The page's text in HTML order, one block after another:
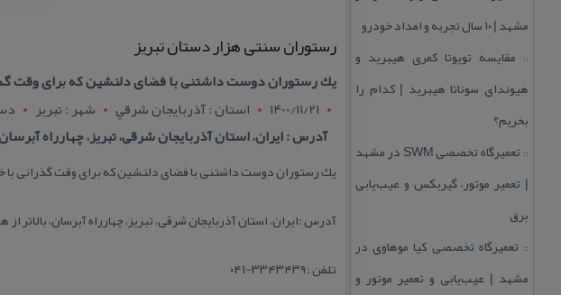
مشهد | ۱۰ سال تجربه و امداد خودرو
:: مقایسه تویوتا كمری هیبرید و
هیوندای سوناتا هیبرید | كدام را
بخریم؟
::
تعمیرگاه تخصصی SWM در مشهد
| تعمیر موتور، گیربكس و عیب‌یابی
برق
:: تعمیرگاه تخصصی كیا موهاوی در
مشهد | عیب‌یابی و تعمیر موتور و
رستوران سنتی هزار دستان تبریز
یك رستوران دوست داشتنی با فضای دلنشین كه برای وقت
1400/11/21
استان : آذربايجان شرقي شهر : تبريز
آدرس : ایران، استان آذربایجان شرقی، تبریز، چهارراه آبرسان،
یك رستوران دوست داشتنی با فضای دلنشین كه برای وقت گذرانی با
آدرس :ایران، استان آذربایجان شرقی، تبریز، چهارراه آبرسان،
تلفن :۳۳۴۳۴۳۹-۰۴۱